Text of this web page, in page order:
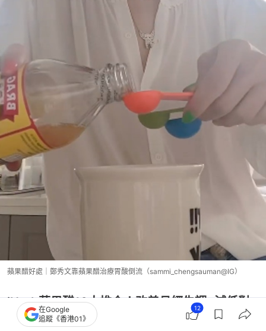
蘋果醋好處｜鄭秀文靠蘋果醋治療胃酸倒流（sammi_chengsauman@IG）
iHerb蘋果醋10大推介！改善月經失調+減低對
暗瘡肌剌激
在Google
追蹤《香港01》
12